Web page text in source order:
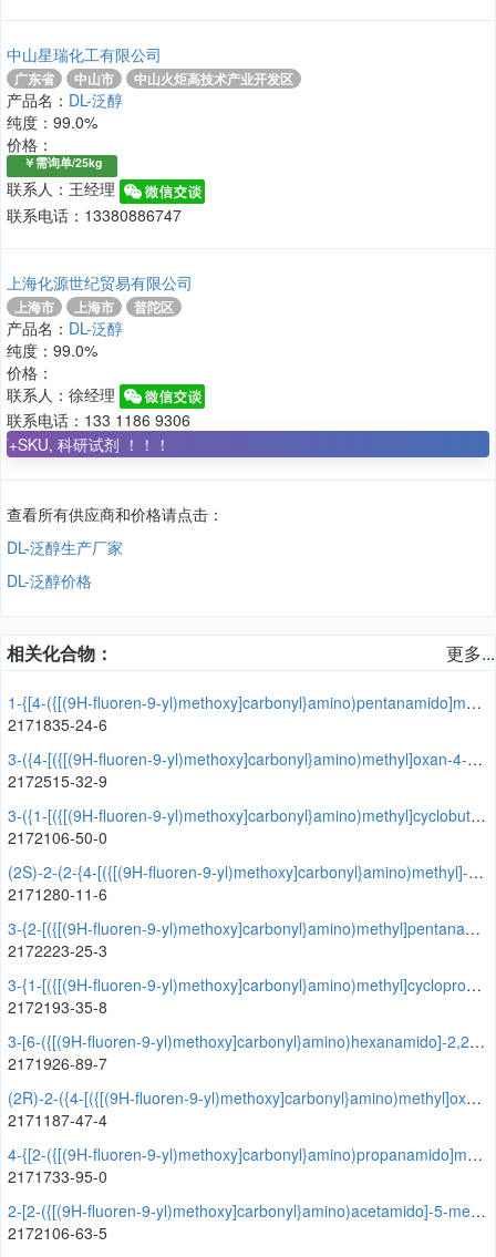
中山星瑞化工有限公司
广东省 中山市 中山火炬高技术产业开发区
产品名： DL-泛醇
纯度：99.0%
价格：
￥需询单/25kg
联系人：王经理
联系电话：13380886747
上海化源世纪贸易有限公司
上海市 上海市 普陀区
产品名： DL-泛醇
纯度：99.0%
价格：
联系人：徐经理
联系电话：133 1186 9306
研试剂 ！！！
查看所有供应商和价格请点击：
DL-泛醇生产厂家
DL-泛醇价格
相关化合物： 更多...
1-{[4-({[(9H-fluoren-9-yl)methoxy]carbonyl}amino)pentanamido]methyl}cyclobutane-1-carboxylic acid
2171835-24-6
3-({4-[({[(9H-fluoren-9-yl)methoxy]carbonyl}amino)methyl]oxan-4-yl}formamido)propanoic acid
2172515-32-9
3-({1-[({[(9H-fluoren-9-yl)methoxy]carbonyl}amino)methyl]cyclobutyl}formamido)-2,2-dimethylpropanoic acid
2172106-50-0
(2S)-2-(2-{4-[({[(9H-fluoren-9-yl)methoxy]carbonyl}amino)methyl]-1H-1,2,3-triazol-1-yl}acetamido)propanoic acid
2171280-11-6
3-{2-[({[(9H-fluoren-9-yl)methoxy]carbonyl}amino)methyl]pentanamido}-2,2-dimethylpropanoic acid
2172223-25-3
3-{1-[({[(9H-fluoren-9-yl)methoxy]carbonyl}amino)methyl]cyclopropaneamido}cyclopentane-1-carboxylic acid
2172193-35-8
3-[6-({[(9H-fluoren-9-yl)methoxy]carbonyl}amino)hexanamido]-2,2-dimethylpropanoic acid
2171926-89-7
(2R)-2-({4-[({[(9H-fluoren-9-yl)methoxy]carbonyl}amino)methyl]oxan-4-yl}formamido)propanoic acid
2171187-47-4
4-{[2-({[(9H-fluoren-9-yl)methoxy]carbonyl}amino)propanamido]methyl}oxane-4-carboxylic acid
2171733-95-0
2-[2-({[(9H-fluoren-9-yl)methoxy]carbonyl}amino)acetamido]-5-methoxybenzoic acid
2172106-63-5